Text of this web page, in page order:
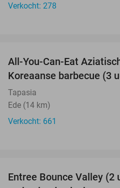
Verkocht: 278
All-You-Can-Eat
Koreaanse barbecue (3
Tapasia
Ede (14 km)
Verkocht: 661
Entree Bounce Valley (2